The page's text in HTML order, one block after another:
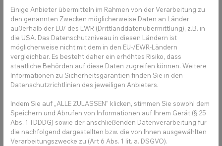
(7) Technisch-organisatorische
Maßnahmen
Wir treffen technische und organisatorische
Maßnahmen, um zu gewährleisten, dass die
erfüllt sind und die personenbezogenen Daten vor
Verlust, Zerstörung, Manipulation oder Zugriff durch
unbefugte Personen geschützt sind. Die Maßnahmen
werden jeweils an den aktuellen Stand der Technik
Einige Anbieter übermitteln im Rahmen von der Verarbeitung zu
den genannten Zwecken möglicherweise Daten an Länder
außerhalb der EU/ des EWR (Drittlanddatenübermittlung), z.B. in
die USA. Das Datenschutzniveau in diesen Ländern ist
möglicherweise nicht mit dem in den EU-/EWR-Ländern
vergleichbar. Es besteht daher ein erhöhtes Risiko, dass
staatliche Behörden auf diese Daten zugreifen können. Weitere
Informationen zu Sicherheitsgarantien finden Sie in den
Datenschutzrichtlinien des jeweiligen Anbieters.
Indem Sie auf „ALLE ZULASSEN" klicken, stimmen Sie sowohl dem
Speichern und Abrufen von Informationen auf Ihrem Gerät (§ 25
Abs. 1 TDDDG) sowie der anschließenden Datenverarbeitung für
die nachfolgend dargestellten bzw. die von Ihnen ausgewählten
Verarbeitungszwecke zu (Art 6 Abs. 1 lit. a. DSGVO).